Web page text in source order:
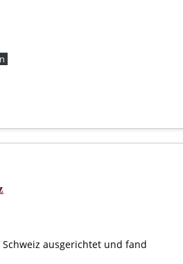
ausgerichtet und fand